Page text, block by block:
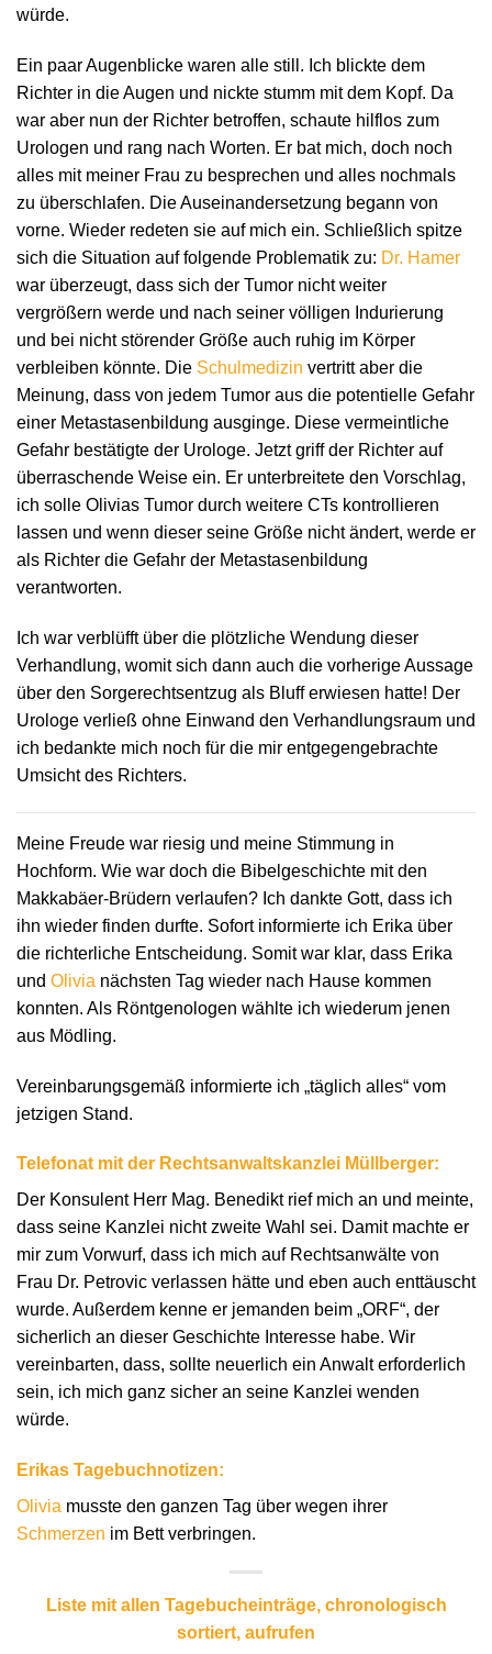
würde.
Ein paar Augenblicke waren alle still. Ich blickte dem
Richter in die Augen und nickte stumm mit dem Kopf. Da
war aber nun der Richter betroffen, schaute hilflos zum
Urologen und rang nach Worten. Er bat mich, doch noch
alles mit meiner Frau zu besprechen und alles nochmals
zu überschlafen. Die Auseinandersetzung begann von
vorne. Wieder redeten sie auf mich ein. Schließlich spitze
sich die Situation auf folgende Problematik zu: Dr. Hamer
war überzeugt, dass sich der Tumor nicht weiter
vergrößern werde und nach seiner völligen Indurierung
und bei nicht störender Größe auch ruhig im Körper
verbleiben könnte. Die Schulmedizin vertritt aber die
Meinung, dass von jedem Tumor aus die potentielle Gefahr
einer Metastasenbildung ausginge. Diese vermeintliche
Gefahr bestätigte der Urologe. Jetzt griff der Richter auf
überraschende Weise ein. Er unterbreitete den Vorschlag,
ich solle Olivias Tumor durch weitere CTs kontrollieren
lassen und wenn dieser seine Größe nicht ändert, werde er
als Richter die Gefahr der Metastasenbildung
verantworten.
Ich war verblüfft über die plötzliche Wendung dieser
Verhandlung, womit sich dann auch die vorherige Aussage
über den Sorgerechtsentzug als Bluff erwiesen hatte! Der
Urologe verließ ohne Einwand den Verhandlungsraum und
ich bedankte mich noch für die mir entgegengebrachte
Umsicht des Richters.
Meine Freude war riesig und meine Stimmung in
Hochform. Wie war doch die Bibelgeschichte mit den
Makkabäer-Brüdern verlaufen? Ich dankte Gott, dass ich
ihn wieder finden durfte. Sofort informierte ich Erika über
die richterliche Entscheidung. Somit war klar, dass Erika
und Olivia nächsten Tag wieder nach Hause kommen
konnten. Als Röntgenologen wählte ich wiederum jenen
aus Mödling.
Vereinbarungsgemäß informierte ich „täglich alles“ vom
jetzigen Stand.
Telefonat mit der Rechtsanwaltskanzlei Müllberger:
Der Konsulent Herr Mag. Benedikt rief mich an und meinte,
dass seine Kanzlei nicht zweite Wahl sei. Damit machte er
mir zum Vorwurf, dass ich mich auf Rechtsanwälte von
Frau Dr. Petrovic verlassen hätte und eben auch enttäuscht
wurde. Außerdem kenne er jemanden beim „ORF“, der
sicherlich an dieser Geschichte Interesse habe. Wir
vereinbarten, dass, sollte neuerlich ein Anwalt erforderlich
sein, ich mich ganz sicher an seine Kanzlei wenden
würde.
Erikas Tagebuchnotizen:
Olivia musste den ganzen Tag über wegen ihrer
Schmerzen im Bett verbringen.
Liste mit allen Tagebucheinträge, chronologisch
sortiert, aufrufen